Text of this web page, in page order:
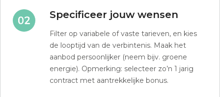
Specificeer jouw wensen
Filter op variabele of vaste tarieven, en kies
de looptijd van de verbintenis. Maak het
aanbod persoonlijker (neem bijv. groene
energie). Opmerking: selecteer zo’n 1 jarig
contract met aantrekkelijke bonus.